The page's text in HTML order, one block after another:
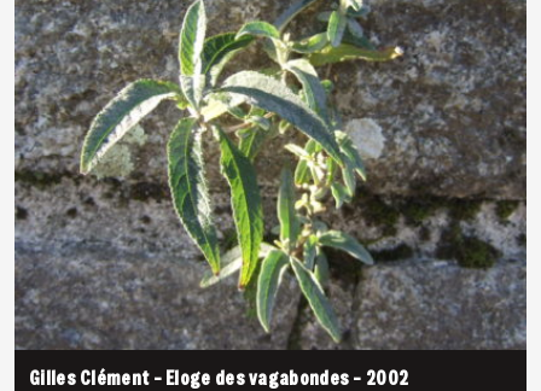
Gilles Clément – Eloge des vagabondes – 2002